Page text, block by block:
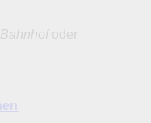
Bahnhofoder